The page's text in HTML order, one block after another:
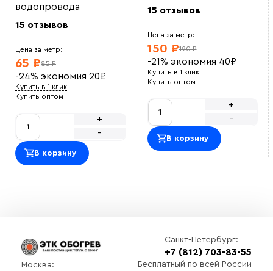
водопровода
15 отзывов
Цена за метр:
85 ₽
65 ₽
-24% экономия 20₽
Купить в 1 клик
Купить оптом
-
+
В корзину
15 отзывов
Цена за метр:
190 ₽
150 ₽
-21% экономия 40₽
Купить в 1 клик
Купить оптом
-
+
В корзину
Санкт-Петербург:
+7 (812) 703-83-55
Москва: Бесплатный по всей России